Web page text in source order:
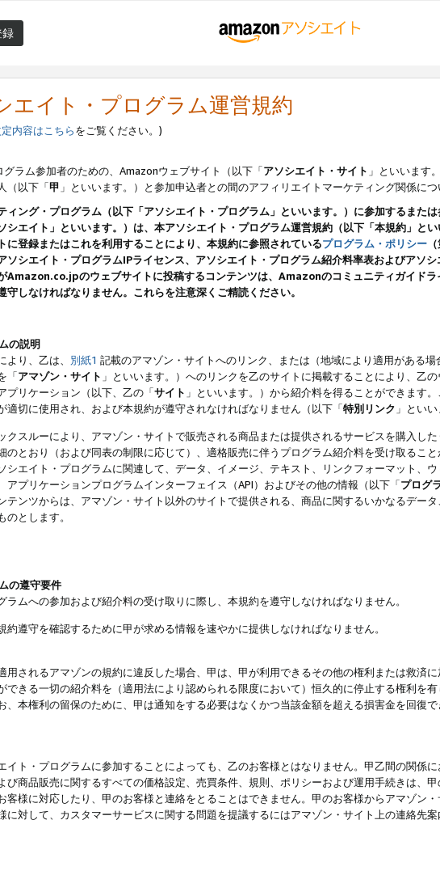
録
エイト・プログラム運営規約
内容はこちらをご覧ください。)
ラム参加者のための、Amazonウェブサイト（以下「アソシエイト・サイト 」といいます
（以下「甲 」といいます。）と参加申込者との間のアフィリエイトマーケティング関係につ
ィング・プログラム（以下「アソシエイト・プログラム」といいます。）に参加するまた
シエイト」といいます。）は、本アソシエイト・プログラム運営規約（以下「本規約」と
に登録またはこれを利用することにより、本規約に参照されているプログラム・ポリシー
ソシエイト・プログラムIPライセンス、アソシエイト・プログラム紹介料率表およびアソ
Amazon.co.jpのウェブサイトに投稿するコンテンツは、Amazonのコミュニティガイド
守しなければなりません。これらを注意深くご精読ください。
の説明
り、乙は、 別紙1 記載のアマゾン・サイトへのリンク、または（地域により適用がある場
「アマゾン・サイト 」といいます。）へのリンクを乙のサイトに掲載することにより、乙
プリケーション（以下、乙の「サイト 」といいます。）から紹介料を得ることができます
適切に使用され、および本規約が遵守されなければなりません（以下「特別リンク 」といい
クスルーにより、アマゾン・サイトで販売される商品または提供されるサービスを購入した
のとおり（および同表の制限に応じて）、適格販売に伴うプログラム紹介料を受け取るこ
シエイト・プログラムに関連して、データ、イメージ、テキスト、リンクフォーマット、
アプリケーションプログラムインターフェイス（API）およびその他の情報（以下「プログ
テンツからは、アマゾン・サイト以外のサイトで提供される、商品に関するいかなるデー
とします。
の遵守要件
ラムへの参加および紹介料の受け取りに際し、本規約を遵守しなければなりません。
約遵守を確認するために甲が求める情報を速やかに提供しなければなりません。
用されるアマゾンの規約に違反した場合、甲は、甲が利用できるその他の権利または救済
できる一切の紹介料を（適用法により認められる限度において）恒久的に停止する権利を
、本権利の留保のために、甲は通知をする必要はなくかつ当該金額を超える損害金を回復で
イト・プログラムに参加することによっても、乙のお客様とはなりません。甲乙間の関係
び商品販売に関するすべての価格設定、売買条件、規則、ポリシーおよび運用手続きは、
客様に対応したり、甲のお客様と連絡をとることはできません。甲のお客様からアマゾン
に対して、カスタマーサービスに関する問題を提議するにはアマゾン・サイト上の連絡先